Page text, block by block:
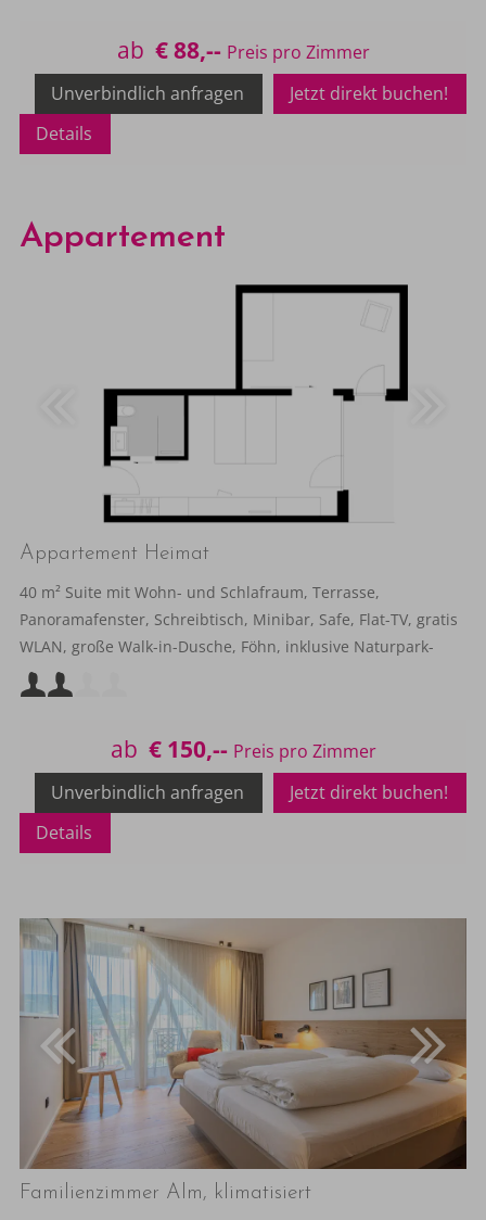
Maximalbelegung:
ab € 88,--
Jetzt direkt buchen!
Unverbindlich anfragen
Details
Appartement
Appartement Heimat
40 m² Suite mit Wohn- und Schlafraum, Terrasse,
Panoramafenster, Schreibtisch, Minibar, Safe, Flat-TV, gratis
WLAN, große Walk-in-Dusche, Föhn, inklusive Naturpark-
Frühstück.
Mindestbelegung:
Maximalbelegung:
oder
ab € 150,--
Jetzt direkt buchen!
Unverbindlich anfragen
Details
Familienzimmer Alm, klimatisiert